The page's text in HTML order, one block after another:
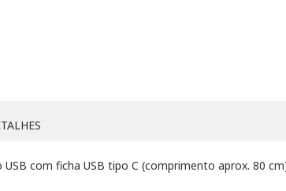
com ficha USB tipo C (comprimento aprox. 80